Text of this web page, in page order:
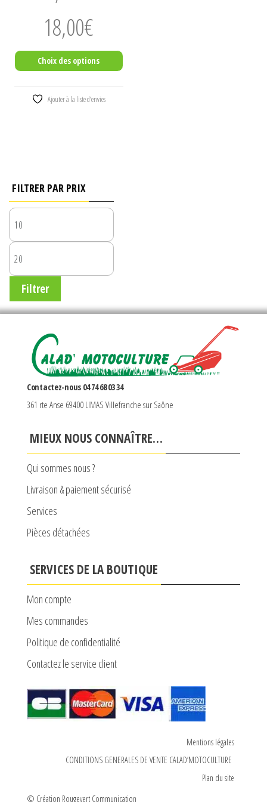
18,00€
prix :
10,00€
à
18,00€
Choix des options
Ajouter à la liste d’envies
FILTRER PAR PRIX
MIN
MAX
Filtrer
Contactez-nous 04 74 68 03 34
361 rte Anse 69400 LIMAS Villefranche sur Saône
MIEUX NOUS CONNAÎTRE…
Qui sommes nous ?
Livraison & paiement sécurisé
Services
Pièces détachées
SERVICES DE LA BOUTIQUE
Mon compte
Mes commandes
Politique de confidentialité
Contactez le service client
Mentions légales
CONDITIONS GENERALES DE VENTE CALAD’MOTOCULTURE
Plan du site
© Création Rougevert Communication